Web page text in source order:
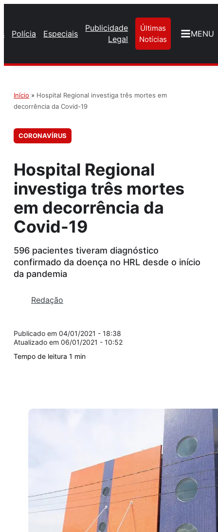
Polícia Especiais
Publicidade
Legal
Últimas
Notícias
MENU
Início » Hospital Regional investiga três mortes em
decorrência da Covid-19
CORONAVÍRUS
Hospital Regional
investiga três mortes
em decorrência da
Covid-19
596 pacientes tiveram diagnóstico
confirmado da doença no HRL desde o início
da pandemia
Redação
04/01/2021 - 18:38
06/01/2021 - 10:52